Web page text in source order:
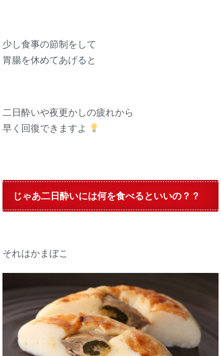
少し食事の節制をして
胃腸を休めてあげると
二日酔いや夜更かしの疲れから
早く回復できますよ
じゃあ二日酔いには何を食べるといいの？？
それはかまぼこ